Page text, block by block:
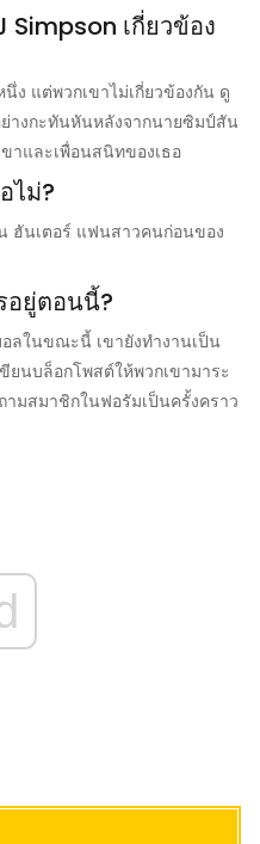
Simpson เกี่ยวข้อง
ง แต่พวกเขาไม่เกี่ยวข้องกัน ดู
างกะทันหันหลังจากนายซิมป์สัน
าและเพื่อนสนิทของเธอ
ไม่?
ฮันเตอร์ แฟนสาวคนก่อนของ
อยู่ตอนนี้?
ลในขณะนี้ เขายังทำงานเป็น
ยนบล็อกโพสต์ให้พวกเขามาระ
มสมาชิกในฟอรัมเป็นครั้งคราว